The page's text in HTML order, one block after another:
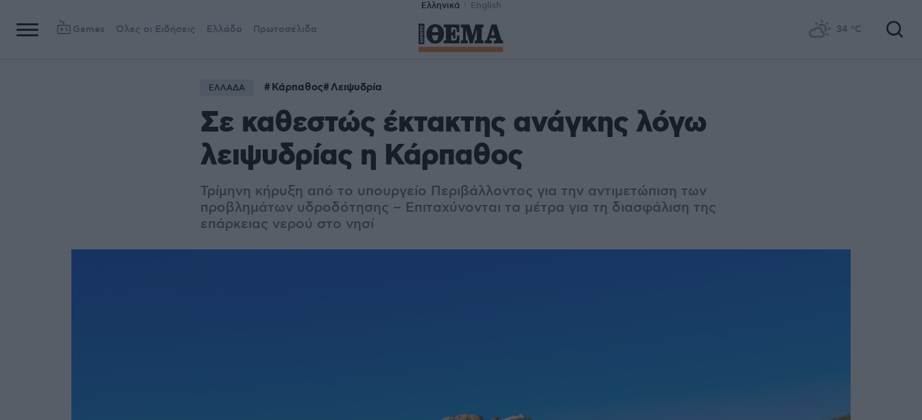
Ελληνικά English
Games Όλες οι Ειδήσεις Ελλάδα Πρωτοσέλιδα 34 °C
ΕΛΛΑΔΑ Κάρπαθος Λειψυδρία
Σε καθεστώς έκτακτης ανάγκης λόγω
λειψυδρίας η Κάρπαθος
Τρίμηνη κήρυξη από το υπουργείο Περιβάλλοντος για την αντιμετώπιση των
προβλημάτων υδροδότησης – Επιταχύνονται τα μέτρα για τη διασφάλιση της
επάρκειας νερού στο νησί